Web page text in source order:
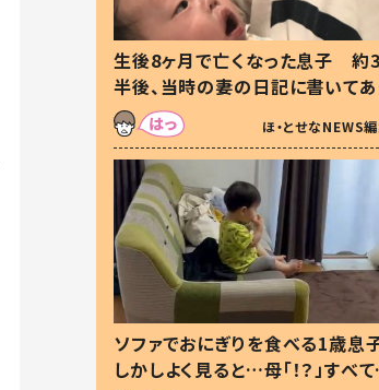
生後8ヶ月で亡くなった息子 約
半後、当時の妻の日記に書いて
た本音とは
ほ・とせなNEWS
ソファでおにぎりを食べる1歳息
しかしよく見ると…母「！？」すべ